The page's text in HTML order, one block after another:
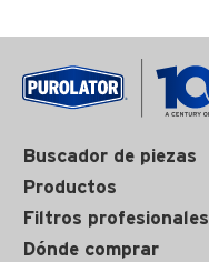
Buscador de piezas
Productos
Filtros profesionales
Dónde comprar